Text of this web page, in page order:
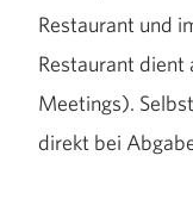
Restaurant und
Restaurant dient
Meetings).
direkt bei